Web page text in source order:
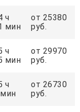
ч
мин
от 25380
руб.
ч
мин
от 29970
руб.
ч
от 26730
руб.